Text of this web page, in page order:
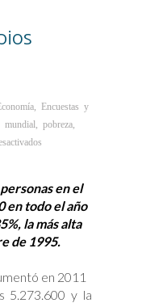
Encuestas y
mundial ,pobreza
propios
récords
todavía
en el
en todo el año
la más alta
de 1995.
en 2011
5.273.600 y la